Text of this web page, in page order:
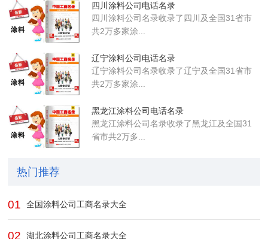
四川涂料公司电话名录
四川涂料公司名录收录了四川及全国31省市
共2万多家涂...
辽宁涂料公司电话名录
辽宁涂料公司名录收录了辽宁及全国31省市
共2万多家涂...
黑龙江涂料公司电话名录
黑龙江涂料公司名录收录了黑龙江及全国31
省市共2万多...
热门推荐
01 全国涂料公司工商名录大全
02 湖北涂料公司工商名录大全